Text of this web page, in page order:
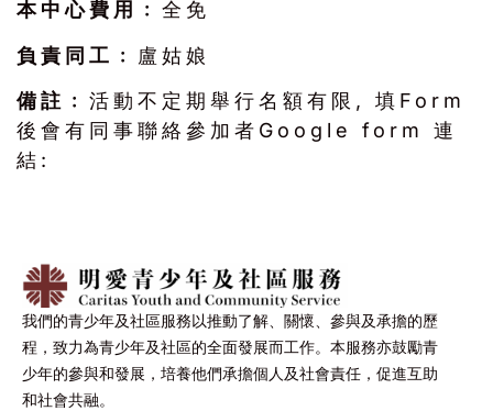
本中心費用﹕ 全免
負責同工﹕ 盧姑娘
備註﹕ 活動不定期舉行名額有限, 填Form
後會有同事聯絡參加者Google form 連
結:
我們的青少年及社區服務以推動了解、關懷、參與及承擔的歷
程，致力為青少年及社區的全面發展而工作。本服務亦鼓勵青
少年的參與和發展，培養他們承擔個人及社會責任，促進互助
和社會共融。